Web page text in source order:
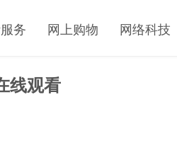
务 网上购物 网络科技
线观看